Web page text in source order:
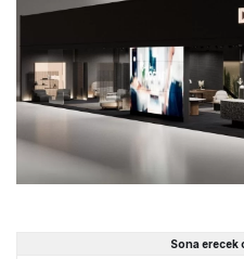
Sona erecek